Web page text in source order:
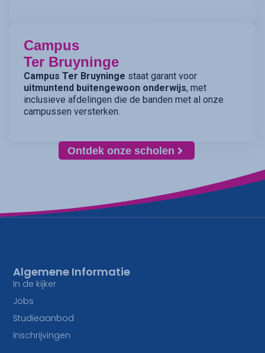
Campus
Ter Bruyninge
Campus Ter Bruyninge staat garant voor
uitmuntend buitengewoon onderwijs, met
inclusieve afdelingen die de banden met al onze
campussen versterken.
Ontdek onze scholen
Algemene Informatie
In de kijker
Jobs
Studieaanbod
Inschrijvingen